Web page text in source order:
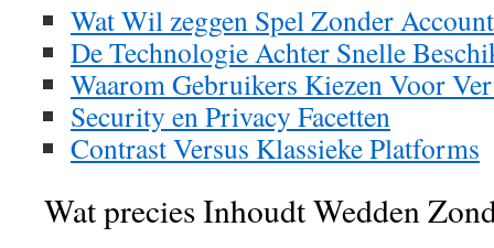
Wat Wil zeggen Spel Zonder Account
De Technologie Achter Snelle
Waarom Gebruikers Kiezen Voor
Security en Privacy Facetten
Contrast Versus Klassieke Platforms
Wat precies Inhoudt Wedden